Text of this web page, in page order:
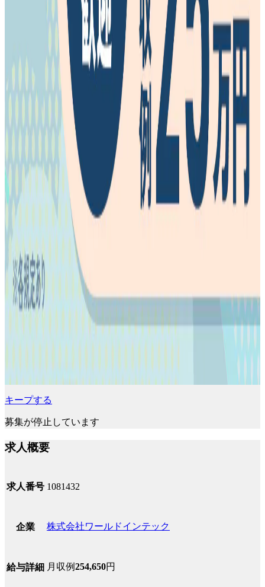
キープする
募集が停止しています
求人概要
求人番号 1081432
企業 株式会社ワールドインテック
給与詳細 月収例254,650円